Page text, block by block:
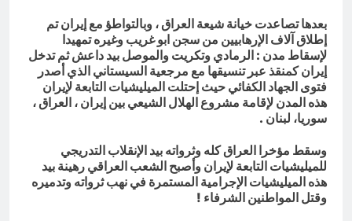
بعدها تصاعدت خيانة شيعة العراق ، وبالتواطؤ مع إيران تم
إطلاق آلاف الإرهابيين من سجن ابو غريب وغيره تمهيدا
لإسقاط مدن : الرمادي وتكريت والموصل بيد داعش ثم تدخل
إيران كمنقذ عبر تنسيقها مع مرجعية السيستاني الذي أصدر
فتوى الجهاد الكفائي حيث إحتلت الميليشيات التابعة لإيران
هذه المدن لإقامة مشروع الهلال الشيعي بين إيران ، العراق ،
سوريا، لبنان .
وسقط مؤخرا العراق كله وثرواته بيد الإنقلاب التدريجي
للميليشيات التابعة لإيران وأصبح الشعب العراقي رهينة بيد
هذه الميليشيات الإجرامية المستمرة في نهب ثرواته وتدميره
وقتل المواطنين الشرفاء !